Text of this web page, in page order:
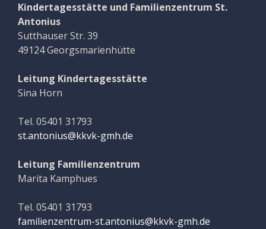
Kindertagesstätte und Familienzentrum St.
Antonius
Sutthauser Str. 39
49124 Georgsmarienhütte
Leitung Kindertagesstätte
Sina Horn
Tel. 05401 31793
st.antonius@kkvk-gmh.de
Leitung Familienzentrum
Marita Kamphues
Tel. 05401 31793
familienzentrum-st.antonius@kkvk-gmh.de